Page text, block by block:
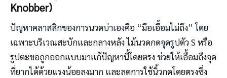
Knobber)
ปัญหาคลาสสิกของการนวดบ่าเองคือ “มือเอื้อมไม่ถึง” โดย
เฉพาะบริเวณสะบักและกลางหลัง ไม้นวดกดจุดรูปตัว S หรือ
รูปตะขอถูกออกแบบมาแก้ปัญหานี้โดยตรง ช่วยให้เอื้อมถึงจุด
ที่ยากได้ด้วยแรงน้อยลงมาก และลดการใช้นิ้วกดโดยตรงซึ่ง